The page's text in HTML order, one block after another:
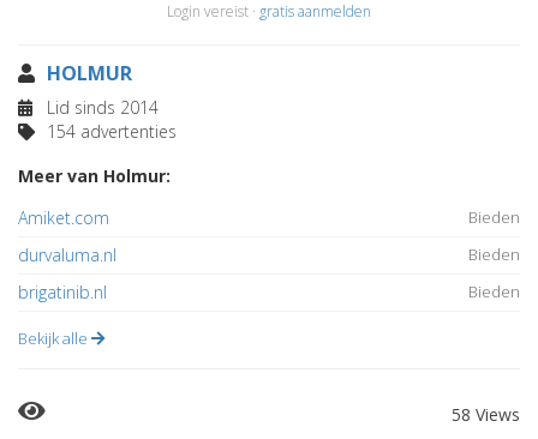
Login vereist · gratis aanmelden
HOLMUR
Lid sinds 2014
154 advertenties
Meer van Holmur:
Amiket.com
Bieden
durvaluma.nl Bieden
brigatinib.nl Bieden
Bekijk alle
58 Views